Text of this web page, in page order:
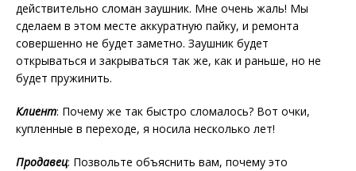
действительно сломан заушник. Мне очень жаль! Мы
сделаем в этом месте аккуратную пайку, и ремонта
совершенно не будет заметно. Заушник будет
открываться и закрываться так же, как и раньше, но не
будет пружинить.
Клиент: Почему же так быстро сломалось? Вот очки,
купленные в переходе, я носила несколько лет!
Продавец: Позвольте объяснить вам, почему это